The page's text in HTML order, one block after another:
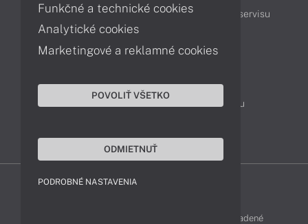
Podpora a servis
Servisné služby Cenník servisu
Kontakty
043 4224 771
Obchodné oddelenie
Reklamácia tovaru
LENOVO-SHOP © 2013 - 2026 Všetky práva vyhradené
Funkčné a technické cookies
Analytické cookies
Marketingové a reklamné cookies
POVOLIŤ VŠETKO
ODMIETNUŤ
PODROBNÉ NASTAVENIA